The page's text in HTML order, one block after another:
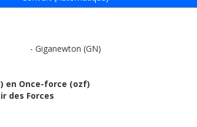
- Giganewton (GN)
en Once-force (ozf)
des Forces